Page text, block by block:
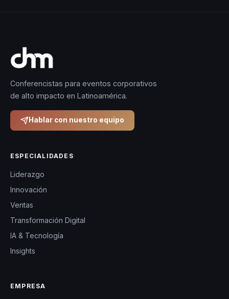
Conferencistas para eventos corporativos
de alto impacto en Latinoamérica.
Hablar con nuestro equipo
ESPECIALIDADES
Liderazgo
Innovación
Ventas
Transformación Digital
IA & Tecnología
Insights
EMPRESA